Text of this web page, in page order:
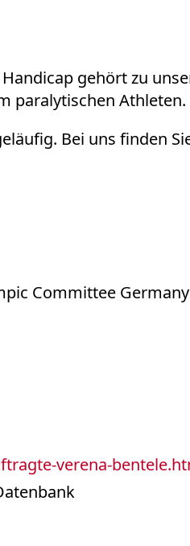
gehört zu
paralytischen Athleten.
Bei uns finden
Committee Germany
verena-